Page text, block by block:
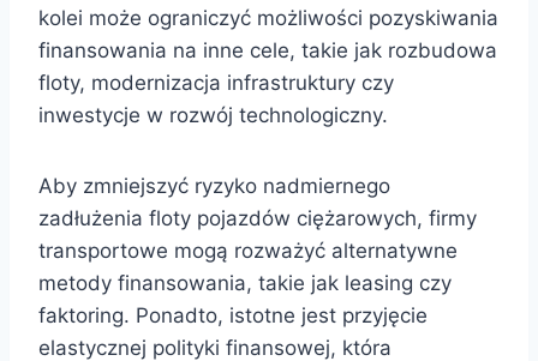
kolei może ograniczyć możliwości pozyskiwania
finansowania na inne cele, takie jak rozbudowa
floty, modernizacja infrastruktury czy
inwestycje w rozwój technologiczny.
Aby zmniejszyć ryzyko nadmiernego
zadłużenia floty pojazdów ciężarowych, firmy
transportowe mogą rozważyć alternatywne
metody finansowania, takie jak leasing czy
faktoring. Ponadto, istotne jest przyjęcie
elastycznej polityki finansowej, która